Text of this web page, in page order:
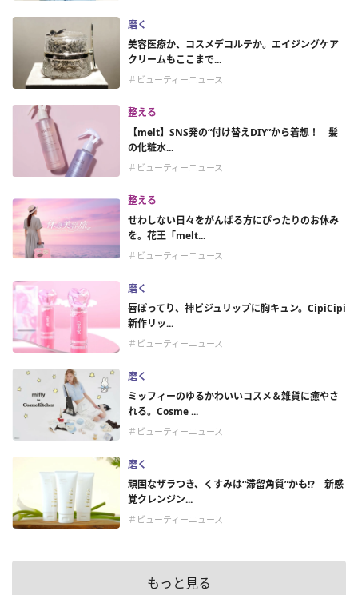
磨く
美容医療か、コスメデコルテか。エイジングケア
クリームもここまで...
＃ビューティーニュース
整える
【melt】SNS発の“付け替えDIY”から着想！ 髪
の化粧水...
＃ビューティーニュース
整える
せわしない日々をがんばる方にぴったりのお休み
を。花王「melt...
＃ビューティーニュース
磨く
唇ぽってり、神ビジュリップに胸キュン。CipiCipi
新作リッ...
＃ビューティーニュース
磨く
ミッフィーのゆるかわいいコスメ＆雑貨に癒やさ
れる。Cosme ...
＃ビューティーニュース
磨く
頑固なザラつき、くすみは“滞留角質”かも!? 新感
覚クレンジン...
＃ビューティーニュース
もっと見る